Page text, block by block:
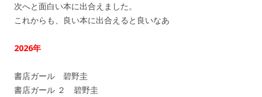
次へと面白い本に出合えました。
これからも、良い本に出合えると良いなあ
2026年
書店ガール 碧野圭
書店ガール ２ 碧野圭